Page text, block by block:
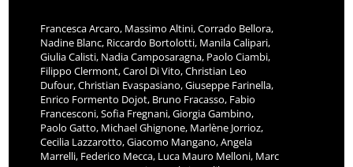
Francesca Arcaro, Massimo Altini, Corrado Bellora,
Nadine Blanc, Riccardo Bortolotti, Manila Calipari,
Giulia Calisti, Nadia Camposaragna, Paolo Ciambi,
Filippo Clermont, Carol Di Vito, Christian Leo
Dufour, Christian Evaspasiano, Giuseppe Farinella,
Enrico Formento Dojot, Bruno Fracasso, Fabio
Francesconi, Sofia Fregnani, Giorgia Gambino,
Paolo Gatto, Michael Ghignone, Marlène Jorrioz,
Cecilia Lazzarotto, Giacomo Mangano, Angela
Marrelli, Federico Mecca, Luca Mauro Melloni, Marc